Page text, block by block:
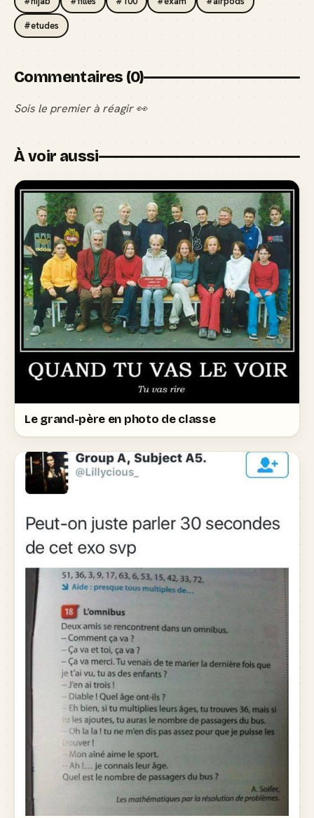
#etudes
Commentaires (0)
Sois le premier à réagir 👀
À voir aussi
Le grand-père en photo de classe